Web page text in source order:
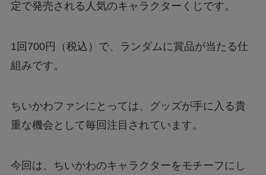
【フジテレビ】第三者委員会報告書のタレント
題の男性は誰？
【漫画】ツンデレ暴力ヒロインを真の暴力でわ
定で発売される人気のキャラクターくじです。
1回700円（税込）で、ランダムに賞品が当たる仕
組みです。
ちいかわファンにとっては、グッズが手に入る貴
重な機会として毎回注目されています。
今回は、ちいかわのキャラクターをモチーフにし